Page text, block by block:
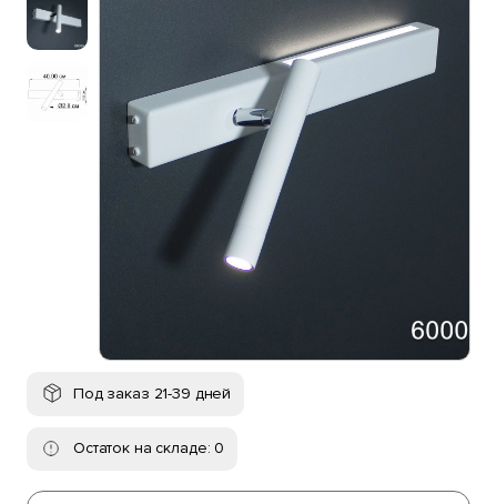
Под заказ 21-39 дней
Остаток на складе: 0